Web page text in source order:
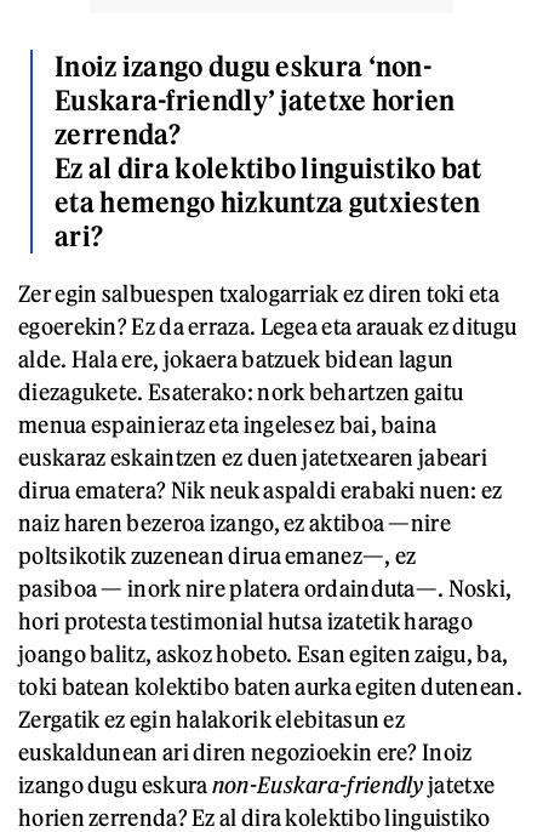
Inoiz izango dugu eskura ‘non-
Euskara-friendly’ jatetxe horien
zerrenda?
Ez al dira kolektibo linguistiko bat
eta hemengo hizkuntza gutxiesten
ari?
Zer egin salbuespen txalogarriak ez diren toki eta
egoerekin? Ez da erraza. Legea eta arauak ez ditugu
alde. Hala ere, jokaera batzuek bidean lagun
diezagukete. Esaterako: nork behartzen gaitu
menua espainieraz eta ingelesez bai, baina
euskaraz eskaintzen ez duen jatetxearen jabeari
dirua ematera? Nik neuk aspaldi erabaki nuen: ez
naiz haren bezeroa izango, ez aktiboa —nire
poltsikotik zuzenean dirua emanez—, ez
pasiboa — inork nire platera ordainduta—. Noski,
hori protesta testimonial hutsa izatetik harago
joango balitz, askoz hobeto. Esan egiten zaigu, ba,
toki batean kolektibo baten aurka egiten dutenean.
Zergatik ez egin halakorik elebitasun ez
euskaldunean ari diren negozioekin ere? Inoiz
izango dugu eskuranon-Euskara-friendlyjatetxe
horien zerrenda? Ez al dira kolektibo linguistiko